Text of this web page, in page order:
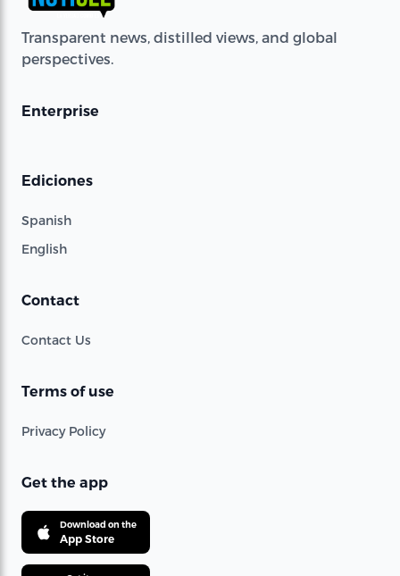
Transparent news, distilled views, and global
perspectives.
Enterprise
Ediciones
Spanish
English
Contact
Contact Us
Terms of use
Privacy Policy
Get the app
Download on the
App Store